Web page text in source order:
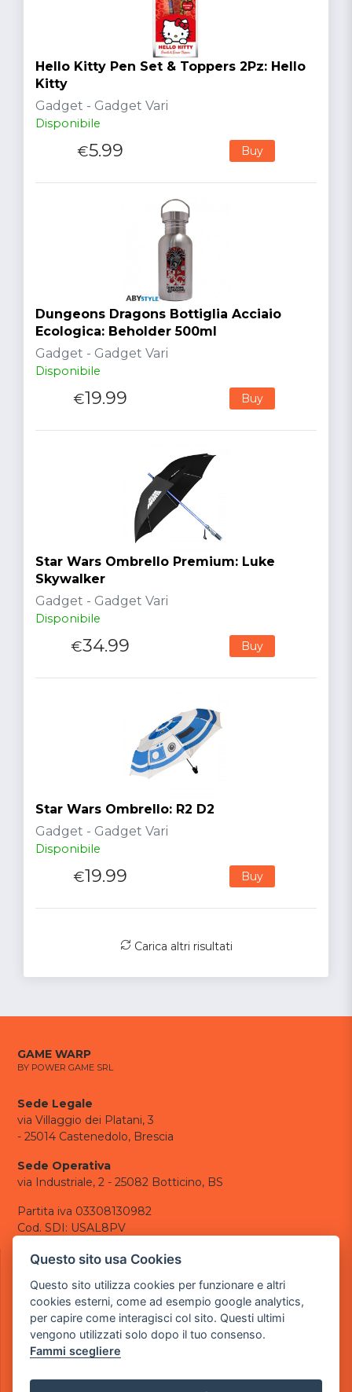
Hello Kitty Pen Set & Toppers 2Pz: Hello
Kitty
Gadget - Gadget Vari
Disponibile
€5.99 Buy
Dungeons Dragons Bottiglia Acciaio
Ecologica: Beholder 500ml
Gadget - Gadget Vari
Disponibile
€19.99 Buy
Star Wars Ombrello Premium: Luke
Skywalker
Gadget - Gadget Vari
Disponibile
€34.99 Buy
Star Wars Ombrello: R2 D2
Gadget - Gadget Vari
Disponibile
€19.99 Buy
Carica altri risultati
GAME WARP
BY POWER GAME SRL
Sede Legale
via Villaggio dei Platani, 3
- 25014 Castenedolo, Brescia
Sede Operativa
via Industriale, 2 - 25082 Botticino, BS
Partita iva 03308130982
Cod. SDI: USAL8PV
CONTATTI
tel.: +39 030 376 2377
tel.: +39 030 336 6259
pec:powergamesrl@legalmail.it
LINK UTILI
Questo sito usa Cookies
Questo sito utilizza cookies per funzionare e altri
cookies esterni, come ad esempio google analytics,
per capire come interagisci col sito. Questi ultimi
vengono utilizzati solo dopo il tuo consenso.
Fammi scegliere